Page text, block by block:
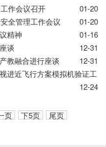
作会议召开
01-20
全管理工作会议
01-20
精神
01-16
谈
12-31
教融合进行座谈
12-31
进近飞行方案模拟机验证工
12-24
页 下5页 尾页